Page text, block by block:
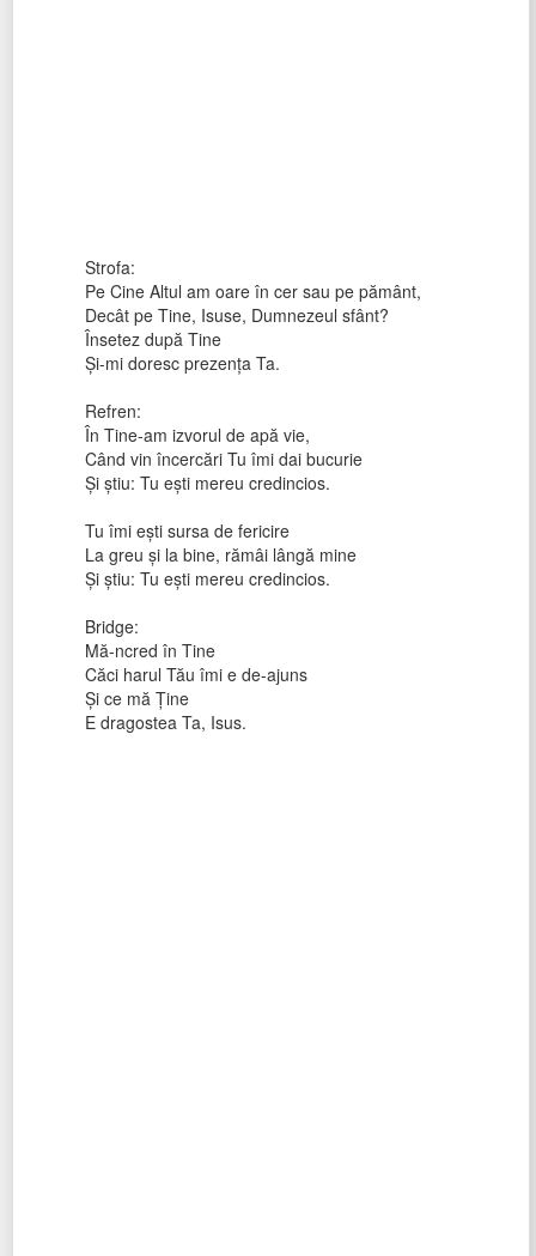
Strofa:
Pe Cine Altul am oare în cer sau pe pământ,
Decât pe Tine, Isuse, Dumnezeul sfânt?
Însetez după Tine
Și-mi doresc prezența Ta.
Refren:
În Tine-am izvorul de apă vie,
Când vin încercări Tu îmi dai bucurie
Și știu: Tu ești mereu credincios.
Tu îmi ești sursa de fericire
La greu și la bine, rămâi lângă mine
Și știu: Tu ești mereu credincios.
Bridge:
Mă-ncred în Tine
Căci harul Tău îmi e de-ajuns
Și ce mă Ține
E dragostea Ta, Isus.